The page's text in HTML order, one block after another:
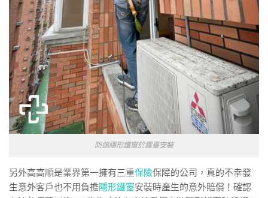
防鴿隱形鐵窗於露臺安裝
另外高高順是業界第一擁有三重保險保障的公司，真的不幸發
生意外客戶也不用負擔隱形鐵窗安裝時產生的意外賠償！確認